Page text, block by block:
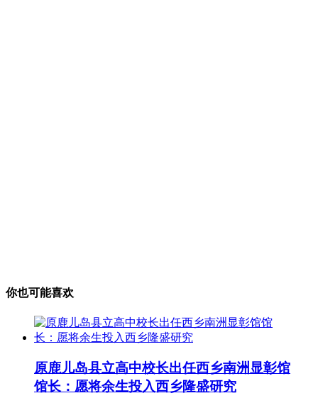
你也可能喜欢
原鹿儿岛县立高中校长出任西乡南洲显彰馆
馆长：愿将余生投入西乡隆盛研究